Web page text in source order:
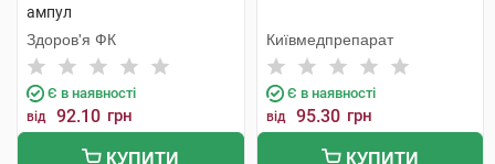
ампул
Здоров'я ФК
Є в наявності
від 92.10 грн
КУПИТИ
Київмедпрепарат
Є в наявності
від 95.30 грн
КУПИТИ